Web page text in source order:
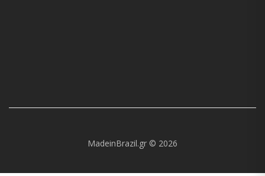
MadeinBrazil.gr © 2026